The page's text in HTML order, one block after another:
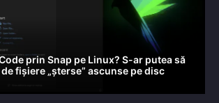
prin Snap pe Linux? S-ar putea să
de fișiere „șterse” ascunse pe disc